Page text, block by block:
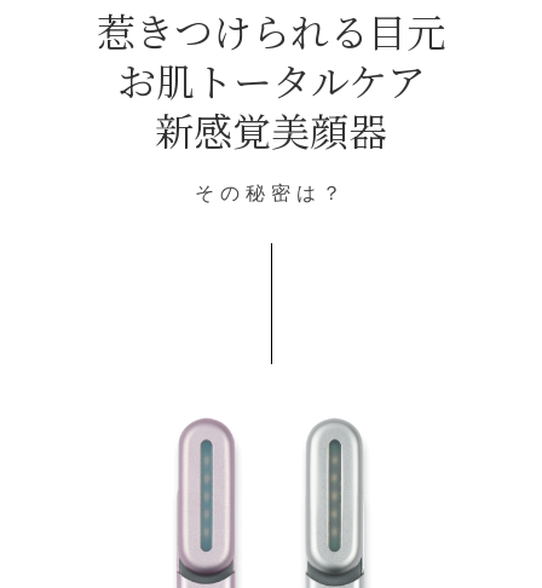
惹きつけられる目元
お肌トータルケア
新感覚美顔器
その秘密は？